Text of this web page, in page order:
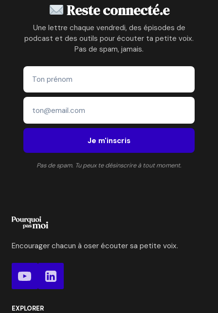
Reste connecté.e
Une lettre chaque vendredi, des épisodes de
podcast et des outils pour écouter ta petite voix.
Pas de spam, jamais.
Je m'inscris
Pas de spam. Tu peux te désinscrire à tout moment.
Encourager chacun à oser écouter sa petite voix.
EXPLORER